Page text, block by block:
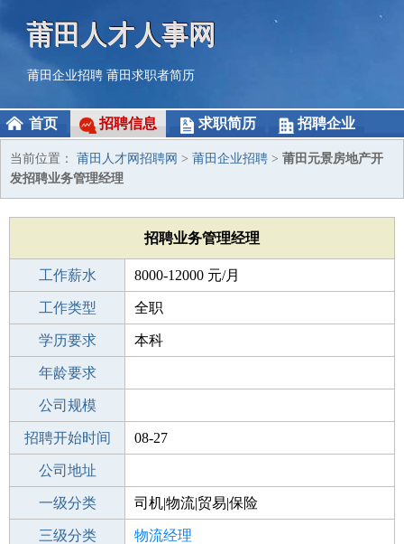
莆田人才人事网
莆田企业招聘 莆田求职者简历
首页 招聘信息 求职简历 招聘企业
当前位置： 莆田人才网招聘网 > 莆田企业招聘 > 莆田元景房地产开
发招聘业务管理经理
招聘业务管理经理
工作薪水 8000-12000 元/月
招聘人数 1人
工作类型 全职
性别要求 -
学历要求 本科
工作经验
年龄要求
工作地点
公司规模
公司电话
招聘开始时间 08-27
招聘结束时间
公司地址
一级分类 司机|物流|贸易|保险
二级分类 物流/仓储
三级分类 物流经理